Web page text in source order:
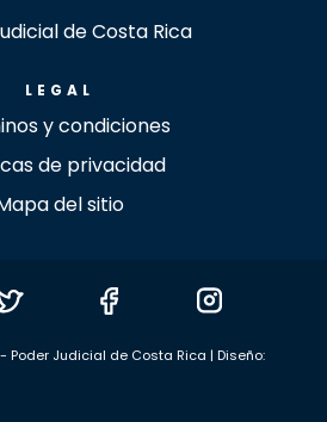
de Costa Rica
LEGAL
y condiciones
de privacidad
del sitio
Judicial de Costa Rica | Diseño: